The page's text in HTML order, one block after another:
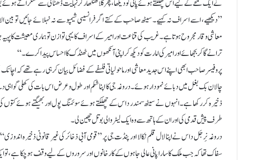
نے ایک لمحے کے لیے اس چھلکتے ہوئے پانی کو دیکھا، پھر گلا کھنکھار کر نہایت ڈھٹائی سے مسکراتے
”دیکھیے، اسے اسراف نہ کہیے۔ سیٹھ صاحب کے کتے اگر فرانسیسی شیمپو سے نہ نہلائے جائیں تو بین
معاشی وقار مجروح ہوتا ہے۔ غریب کی قناعت اور امیر کے اسراف کا یہی توازن تو ہماری معیشت کا
ترانے گا کر بجھائے اور امیر کی امارت کو دیکھ کر اپنی آنکھوں میں ٹھنڈک کا احساس پیدا کرے۔“
پروفیسر صاحب ابھی اپنے اس جدید معاشی اور ماحولیاتی فلسفے کے فضائل بیان کر ہی رہے تھے کہ
چالان بک بغل میں دبائے نمودار ہوئے۔ دروغہ جی کا اپنا شکم اور طول و عرض اس بات کی کھلی گواہی
ذخیرہ کر رکھا ہے۔ انہوں نے سیٹھ سمندر داس کے چھلکتے ہوئے سوئمنگ پول اور بھیگتے ہوئے
طرف پیش قدمی کی اور ان کے ہاتھ سے وہ ایک لیٹر والی بوتل چھین لی۔
دروغہ نِرجَل داس نے اپنا لال قلم نکالا اور پنڈت جی پر ”قومی آبی ذخائر کی غیر قانونی ذخیرہ
سفاک تھا کہ جب ملک کا سارا پانی عالی جاہوں کے کارخانوں اور سروروں کے لیے وقف ہو چکا ہے، تو